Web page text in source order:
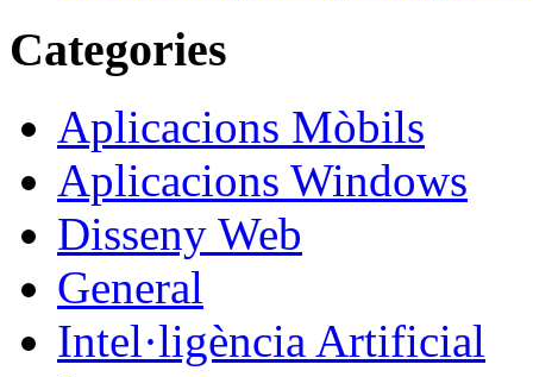
Categories
Aplicacions Mòbils
Aplicacions Windows
Disseny Web
General
Intel·ligència Artificial